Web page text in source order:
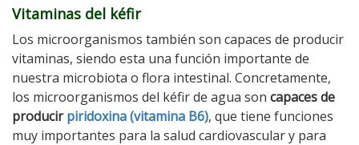
Vitaminas del kéfir
Los microorganismos también son capaces de producir
vitaminas, siendo esta una función importante de
nuestra microbiota o flora intestinal. Concretamente,
los microorganismos del kéfir de agua son capaces de
producirpiridoxina (vitamina B6), que tiene funciones
muy importantes para la salud cardiovascular y para